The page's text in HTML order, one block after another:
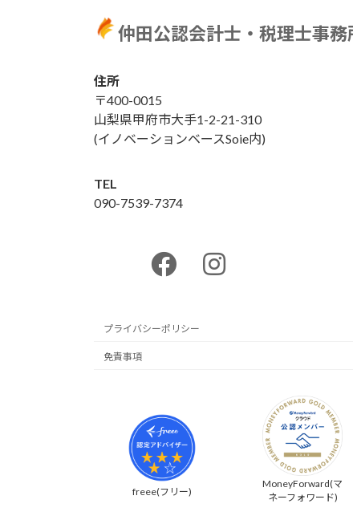
仲田公認会計士・税理士事務
住所
〒400-0015
山梨県甲府市大手1-2-21-310
(イノベーションベースSoie内)
TEL
090-7539-7374
プライバシーポリシー
免責事項
freee(フリー)
MoneyForward(マ
ネーフォワード)